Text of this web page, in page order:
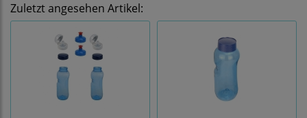
Zuletzt angesehen Artikel: